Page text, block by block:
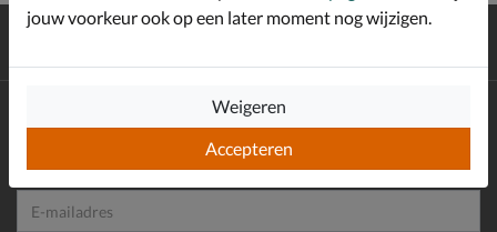
Gratisverzending en retour*
Schrijf je in voor de Shoemixx nieuwsbrief en ontvang €10,-
jouw voorkeur ook op een later moment nog wijzigen.
Accepteren
Weigeren